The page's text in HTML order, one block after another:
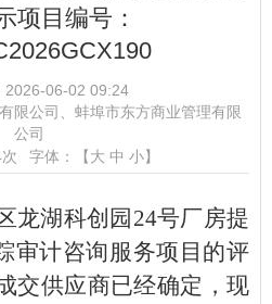
项目编号：
2026-06-02 09:24
限公司、蚌埠市东方商业管理有限
公司
次 字体：【大 中 小】
龙湖科创园24号厂房提
审计咨询服务项目的评
交供应商已经确定，现